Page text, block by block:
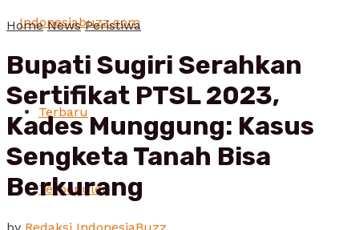
Terbaru
Terpopuler
Home News Peristiwa
Bupati Sugiri Serahkan
Sertifikat PTSL 2023,
Kades Munggung: Kasus
Sengketa Tanah Bisa
Berkurang